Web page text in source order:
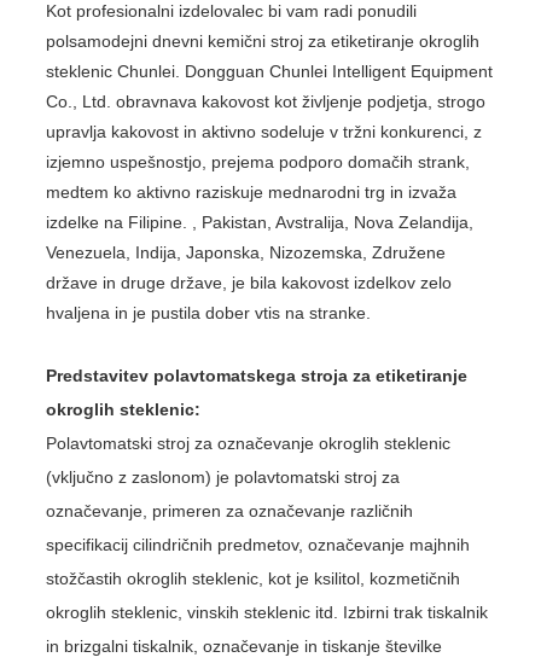
Kot profesionalni izdelovalec bi vam radi ponudili
polsamodejni dnevni kemični stroj za etiketiranje okroglih
steklenic Chunlei. Dongguan Chunlei Intelligent Equipment
Co., Ltd. obravnava kakovost kot življenje podjetja, strogo
upravlja kakovost in aktivno sodeluje v tržni konkurenci, z
izjemno uspešnostjo, prejema podporo domačih strank,
medtem ko aktivno raziskuje mednarodni trg in izvaža
izdelke na Filipine. , Pakistan, Avstralija, Nova Zelandija,
Venezuela, Indija, Japonska, Nizozemska, Združene
države in druge države, je bila kakovost izdelkov zelo
hvaljena in je pustila dober vtis na stranke.
Predstavitev polavtomatskega stroja za etiketiranje
okroglih steklenic:
Polavtomatski stroj za označevanje okroglih steklenic
(vključno z zaslonom) je polavtomatski stroj za
označevanje, primeren za označevanje različnih
specifikacij cilindričnih predmetov, označevanje majhnih
stožčastih okroglih steklenic, kot je ksilitol, kozmetičnih
okroglih steklenic, vinskih steklenic itd. Izbirni trak tiskalnik
in brizgalni tiskalnik, označevanje in tiskanje številke